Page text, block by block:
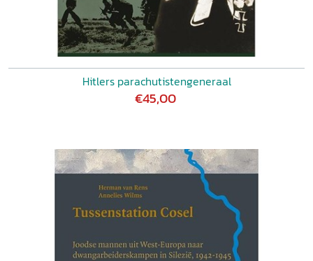
Hitlers parachutistengeneraal
€45,00